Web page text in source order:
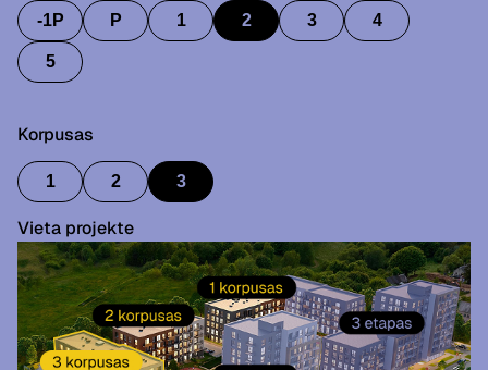
-1P P 1 2 3 4
5
Korpusas
1 2 3
Vieta projekte